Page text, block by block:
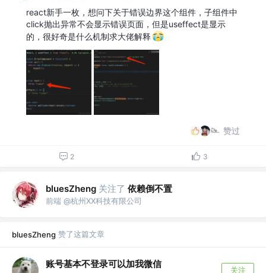
react新手一枚，想问下关于错误边界这个组件，子组件中
click抛出异常不会显示错误页面，但是useffect是显示
的，很好奇是什么机制求大佬解释
赞过
2 3
bluesZheng 关注了 依赖倒不置
前端 @杭州XX科技有限公司
bluesZheng 赞了这篇文章
账号基本不登录可以加我微信
关注